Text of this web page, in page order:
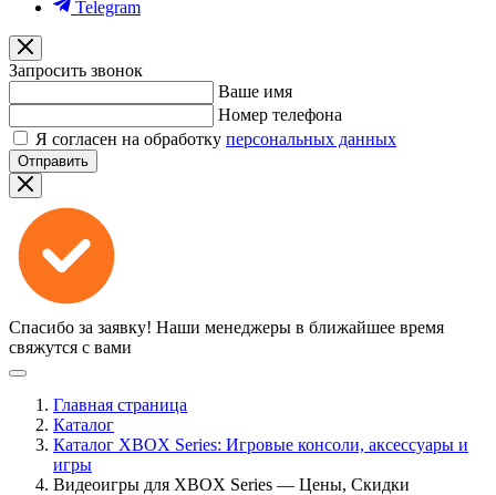
Telegram
Запросить звонок
Ваше имя
Номер телефона
Я согласен на обработку персональных данных
Отправить
Спасибо за заявку! Наши менеджеры в ближайшее время
свяжутся с вами
Главная страница
Каталог
Каталог XBOX Series: Игровые консоли, аксессуары и
игры
Видеоигры для XBOX Series — Цены, Скидки